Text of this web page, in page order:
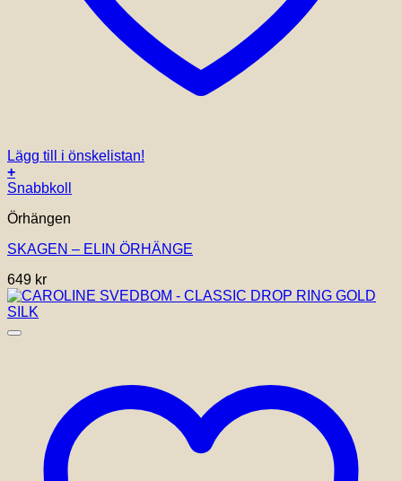
Lägg till i önskelistan!
+
Snabbkoll
Örhängen
SKAGEN – ELIN ÖRHÄNGE
649 kr